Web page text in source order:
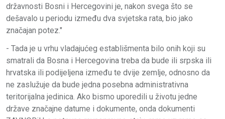
državnosti Bosni i Hercegovini je, nakon svega što se
dešavalo u periodu između dva svjetska rata, bio jako
značajan potez."
- Tada je u vrhu vladajućeg establišmenta bilo onih koji su
smatrali da Bosna i Hercegovina treba da bude ili srpska ili
hrvatska ili podijeljena između te dvije zemlje, odnosno da
ne zaslužuje da bude jedna posebna administrativna
teritorijalna jedinica. Ako bismo uporedili u životu jedne
države značajne datume i dokumente, onda dokumenti